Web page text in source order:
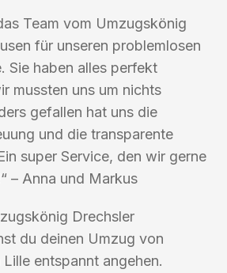
Team vom Umzugskönig
für unseren problemlosen
Sie haben alles perfekt
mussten uns um nichts
gefallen hat uns die
und die transparente
super Service, den wir gerne
– Anna und Markus
Drechsler
du deinen Umzug von
entspannt angehen.